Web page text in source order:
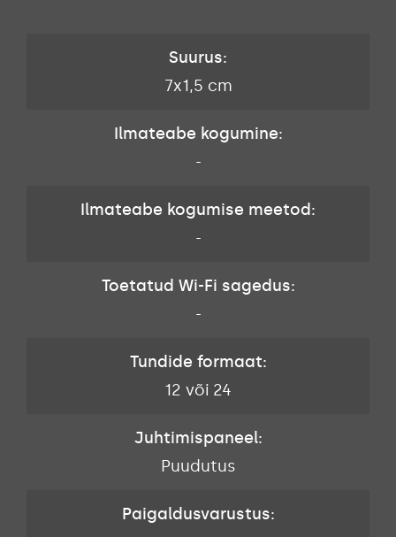
Suurus:
7x1,5 cm
Ilmateabe kogumine:
-
Ilmateabe kogumise meetod:
-
Toetatud Wi-Fi sagedus:
-
Tundide formaat:
12 või 24
Juhtimispaneel:
Puudutus
Paigaldusvarustus: